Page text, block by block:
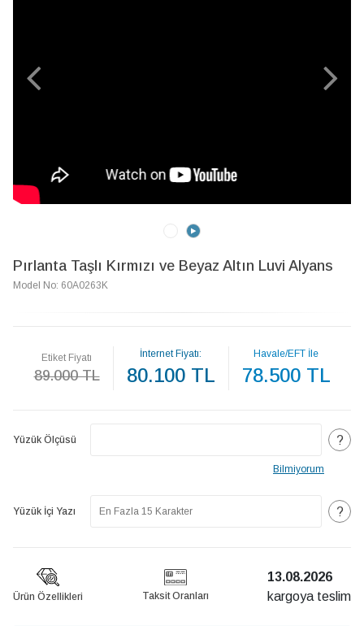
Pırlanta Taşlı Kırmızı ve Beyaz Altın Luvi Alyans
Model No: 60A0263K
Etiket Fiyatı
89.000 TL
İnternet Fiyatı:
80.100 TL
Havale/EFT İle
78.500 TL
Yüzük Ölçüsü ?
Bilmiyorum
Yüzük İçi Yazı ?
Ürün Özellikleri Taksit Oranları
13.08.2026
kargoya teslim